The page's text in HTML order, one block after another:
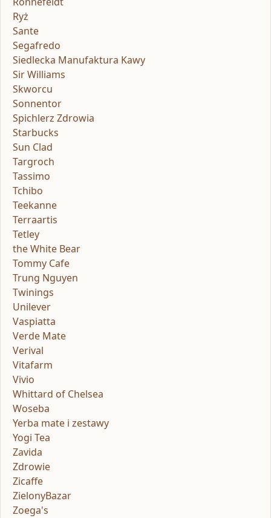
Ryż
Sante
Segafredo
Siedlecka Manufaktura Kawy
Sir Williams
Skworcu
Sonnentor
Spichlerz Zdrowia
Starbucks
Sun Clad
Targroch
Tassimo
Tchibo
Teekanne
Terraartis
Tetley
the White Bear
Tommy Cafe
Trung Nguyen
Twinings
Unilever
Vaspiatta
Verde Mate
Verival
Vitafarm
Vivio
Whittard of Chelsea
Woseba
Yerba mate i zestawy
Yogi Tea
Zavida
Zdrowie
Zicaffe
ZielonyBazar
Zoega's